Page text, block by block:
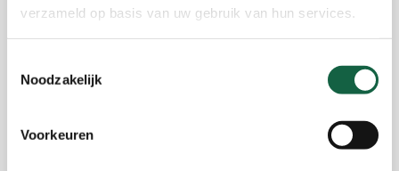
verzameld op basis van uw gebruik van hun services.
Noodzakelijk
Voorkeuren
+
−